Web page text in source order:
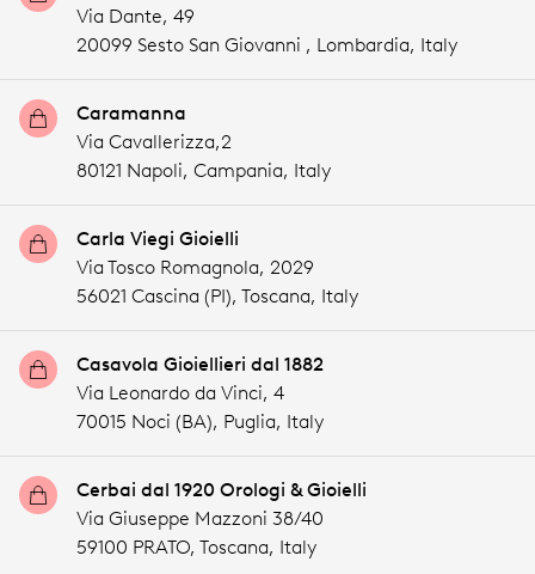
Via Dante, 49
20099 Sesto San Giovanni , Lombardia, Italy
Caramanna
Via Cavallerizza,2
80121 Napoli, Campania, Italy
Carla Viegi Gioielli
Via Tosco Romagnola, 2029
56021 Cascina (PI), Toscana, Italy
Casavola Gioiellieri dal 1882
Via Leonardo da Vinci, 4
70015 Noci (BA), Puglia, Italy
Cerbai dal 1920 Orologi & Gioielli
Via Giuseppe Mazzoni 38/40
59100 PRATO, Toscana, Italy